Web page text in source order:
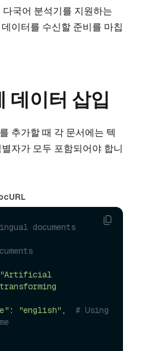
국어 분석기를 지원하는
이터를 수신할 준비를 마칩
데이터 삽입
추가할 때 각 문서에는 텍
자가 모두 포함되어야 합니
cURL
documents
"Artificial
: "english" , # Using